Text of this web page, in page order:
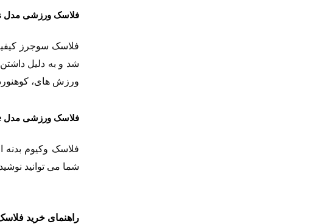
فلاسک ورزشی مدل
فلاسک سوجرز
ورزش های،
فلاسک ورزشی مدل
فلاسک وکیوم
شما می توانید
راهنمای خرید